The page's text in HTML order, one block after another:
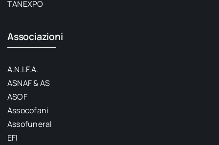
TANEXPO
Associazioni
A.N.I.F.A.
ASNAF & AS
ASOF
Assocofani
Assofuneral
EFI